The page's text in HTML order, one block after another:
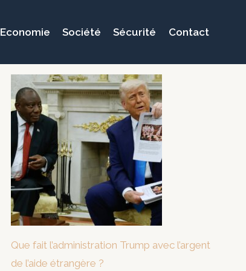
Economie Société Sécurité Contact
Que fait l’administration Trump avec l’argent
de l’aide étrangère ?